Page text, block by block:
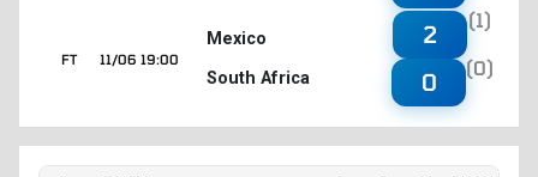
11/06 19:00
FT
Mexico
South Africa
2
(1)
0
(0)